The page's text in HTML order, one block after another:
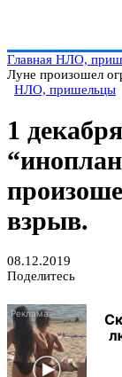
Главная НЛО,
Луне произошел
НЛО, пришельцы
1
взрыв.
08.12.2019
Поделитесь